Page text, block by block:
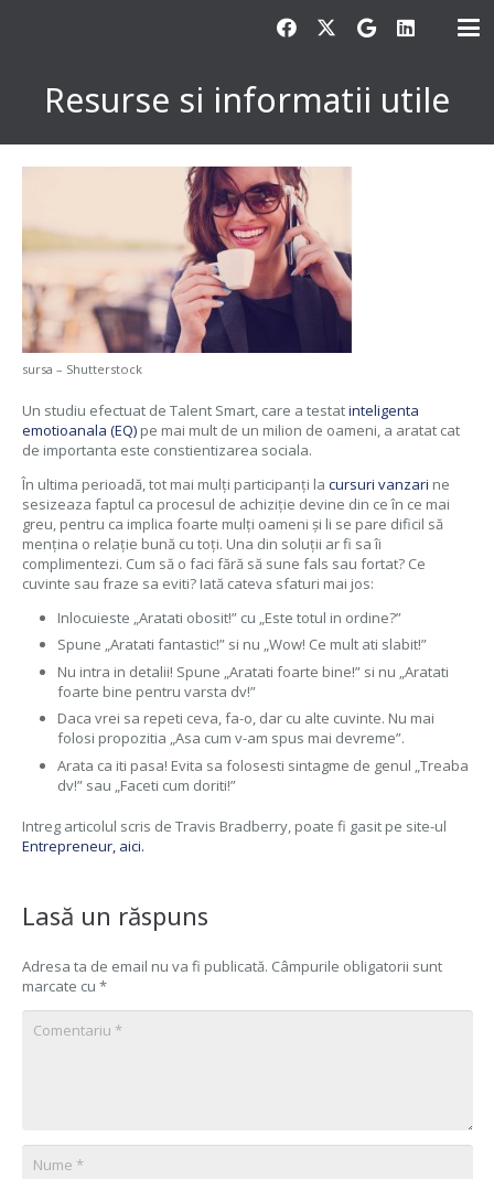
Resurse si informatii utile
sursa – Shutterstock
Un studiu efectuat de Talent Smart, care a testatinteligenta
emotioanala (EQ)pe mai mult de un milion de oameni, a aratat cat
de importanta este constientizarea sociala.
În ultima perioadă, tot mai mulți participanți la cursuri vanzari ne
sesizeaza faptul ca procesul de achiziție devine din ce în ce mai
greu, pentru ca implica foarte mulți oameni și li se pare dificil să
mențina o relație bună cu toți. Una din soluții ar fi sa îi
complimentezi. Cum să o faci fără să sune fals sau fortat? Ce
cuvinte sau fraze sa eviti? Iată cateva sfaturi mai jos:
Inlocuieste „Aratati obosit!” cu „Este totul in ordine?”
Spune „Aratati fantastic!” si nu „Wow! Ce mult ati slabit!”
Nu intra in detalii! Spune „Aratati foarte bine!” si nu „Aratati
foarte bine pentru varsta dv!”
Daca vrei sa repeti ceva, fa-o, dar cu alte cuvinte. Nu mai
folosi propozitia „Asa cum v-am spus mai devreme”.
Arata ca iti pasa! Evita sa folosesti sintagme de genul „Treaba
dv!” sau „Faceti cum doriti!”
Intreg articolul scris de Travis Bradberry, poate fi gasit pe site-ul
Entrepreneur, aici.
Lasă un răspuns
Adresa ta de email nu va fi publicată. Câmpurile obligatorii sunt
marcate cu *